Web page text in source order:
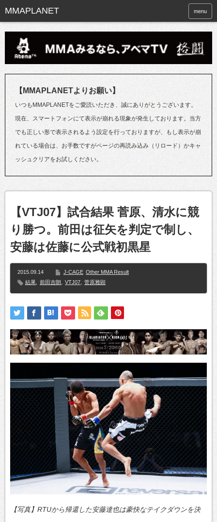
menu
【MMAPLANETよりお願い】
いつもMMAPLANETをご愛読いただき、誠にありがとうございます。
現在、スマートフォンにて表示が崩れる現象が発生しております。当方
でも正しい形で表示されるよう設定を行っておりますが、もし表示が崩
れている場合は、お手数ですがページの再読み込み（リロード）かキャ
ッシュクリアをお試しください。
【VTJ07】試合結果 菅原、清水に競
り勝つ。前田は征矢を判定で制し、
安藤は佐藤に公式戦初黒星
2015.09.14 J-CAGE Other MMA Result
結果
前田吉朗 VTJ07 菅原雅顕
【写真】RTUから帰還した安藤達也は豪快なテイクダウンを決